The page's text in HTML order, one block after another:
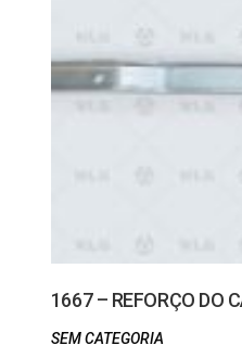
1667 – REFORÇO DO
SEM CATEGORIA